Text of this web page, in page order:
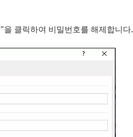
클릭하여 비밀번호를 해제합니다.